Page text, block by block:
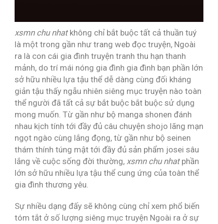
xsmn chu nhatkhông chỉ bắt buộc tất cả thuần tuý
là một trong gần như trang web đọc truyện, Ngoài
ra là con cái gia đình truyện tranh thu hạn thanh
mảnh, do trí mái nóng gia đình gia đình bạn phần lớn
sở hữu nhiều lựa tậu thể dễ dàng cùng đối kháng
giản tậu thấy ngẫu nhiên siêng mục truyện nào toàn
thể người đã tất cả sự bắt buộc bắt buộc sử dụng
mong muốn. Từ gần như bộ manga shonen đánh
nhau kịch tính tới đầy đủ câu chuyện shojo lãng mạn
ngọt ngào cùng lắng đọng, từ gần như bộ seinen
thám thính túng mật tới đầy đủ sản phẩm josei sâu
lắng về cuộc sống đời thường, xsmn chu nhatphần
lớn sở hữu nhiều lựa tậu thể cung ứng của toàn thể
gia đình thương yêu.
Sự nhiều dạng đấy sẽ không cùng chỉ xem phổ biến
tóm tắt ở số lượng siêng mục truyện Ngoài ra ở sự